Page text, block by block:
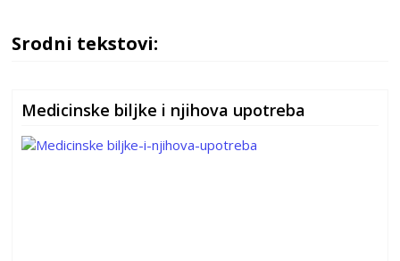
Srodni tekstovi:
Medicinske biljke i njihova upotreba